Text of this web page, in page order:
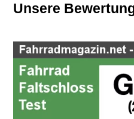
Unsere